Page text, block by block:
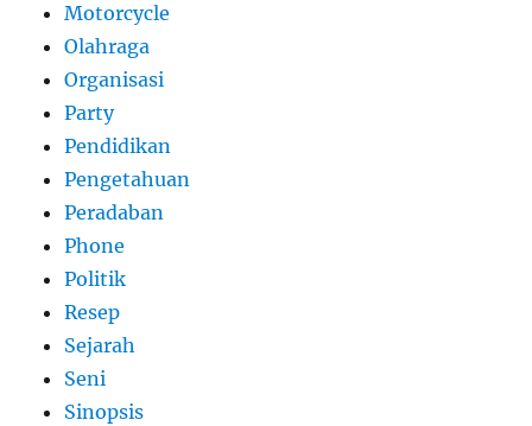
Motorcycle
Olahraga
Organisasi
Party
Pendidikan
Pengetahuan
Peradaban
Phone
Politik
Resep
Sejarah
Seni
Sinopsis